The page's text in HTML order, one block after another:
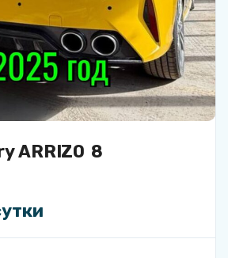
ARRIZO 8